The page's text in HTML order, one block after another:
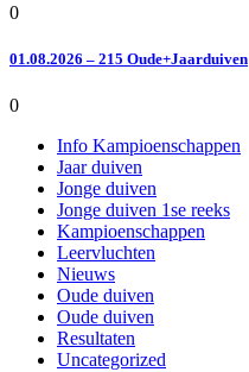
0
01.08.2026 – 215 Oude+Jaarduiven
0
Info Kampioenschappen
Jaar duiven
Jonge duiven
Jonge duiven 1se reeks
Kampioenschappen
Leervluchten
Nieuws
Oude duiven
Oude duiven
Resultaten
Uncategorized